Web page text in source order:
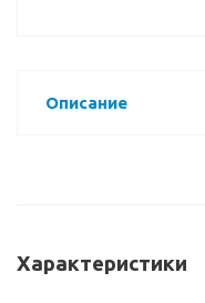
Описание
Характеристики